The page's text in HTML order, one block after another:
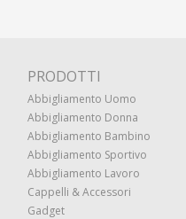
PRODOTTI
Abbigliamento Uomo
Abbigliamento Donna
Abbigliamento Bambino
Abbigliamento Sportivo
Abbigliamento Lavoro
Cappelli & Accessori
Gadget